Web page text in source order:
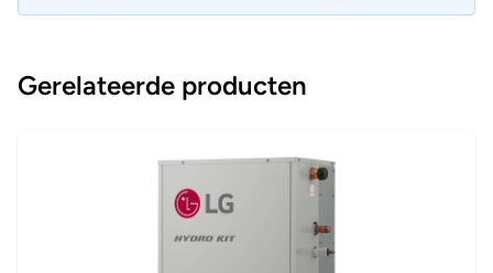
Gerelateerde producten